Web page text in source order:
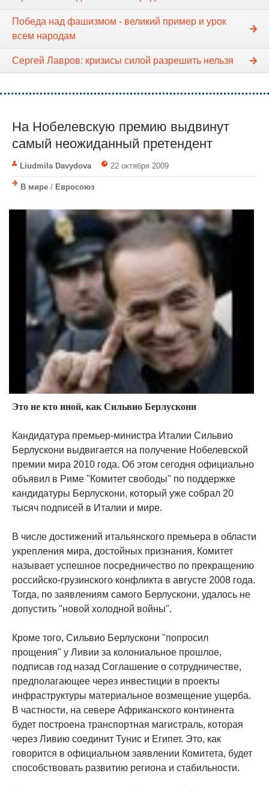
Победа над фашизмом - великий пример и урок
всем народам
Сергей Лавров: кризисы силой разрешить нельзя
На Нобелевскую премию выдвинут
самый неожиданный претендент
Liudmila Davydova 22 октября 2009
В мире / Евросоюз
Это не кто иной, как Сильвио Берлускони
Кандидатура премьер-министра Италии Сильвио
Берлускони выдвигается на получение Нобелевской
премии мира 2010 года. Об этом сегодня официально
объявил в Риме "Комитет свободы" по поддержке
кандидатуры Берлускони, который уже собрал 20
тысяч подписей в Италии и мире.
В числе достижений итальянского премьера в области
укрепления мира, достойных признания, Комитет
называет успешное посредничество по прекращению
российско-грузинского конфликта в августе 2008 года.
Тогда, по заявлениям самого Берлускони, удалось не
допустить "новой холодной войны".
Кроме того, Сильвио Берлускони "попросил
прощения" у Ливии за колониальное прошлое,
подписав год назад Соглашение о сотрудничестве,
предполагающее через инвестиции в проекты
инфраструктуры материальное возмещение ущерба.
В частности, на севере Африканского континента
будет построена транспортная магистраль, которая
через Ливию соединит Тунис и Египет. Это, как
говорится в официальном заявлении Комитета, будет
способствовать развитию региона и стабильности.